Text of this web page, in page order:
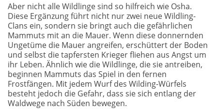
Aber nicht alle Wildlinge sind so hilfreich wie Osha.
Diese Ergänzung führt nicht nur zwei neue Wildling-
Clans ein, sondern sie bringt auch die gefährlichen
Mammuts mit an die Mauer. Wenn diese donnernden
Ungetüme die Mauer angreifen, erschüttert der Boden
und selbst die tapfersten Krieger fliehen aus Angst um
ihr Leben. Ähnlich wie die Wildlinge, die sie antreiben,
beginnen Mammuts das Spiel in den fernen
Frostfängen. Mit jedem Wurf des Wilding-Würfels
besteht jedoch die Gefahr, dass sie sich entlang der
Waldwege nach Süden bewegen.